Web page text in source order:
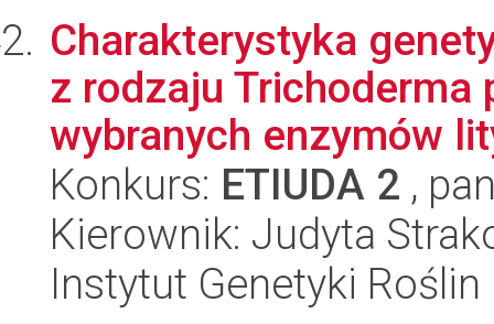
Charakterystyka
z rodzaju
wybranych enzymów
Konkurs: ETIUDA 2 ,
Kierownik: Judyta
Instytut Genetyki Roślin